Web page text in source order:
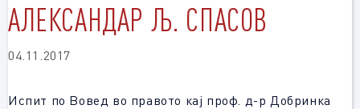
АЛЕКСАНДАР Љ. СПАСОВ
04.11.2017
Испит по Вовед во правото кај проф. д-р Добринка